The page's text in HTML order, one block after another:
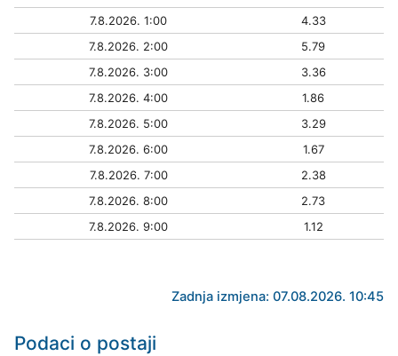
7.8.2026. 1:00
4.33
7.8.2026. 2:00
5.79
7.8.2026. 3:00
3.36
7.8.2026. 4:00
1.86
7.8.2026. 5:00
3.29
7.8.2026. 6:00
1.67
7.8.2026. 7:00
2.38
7.8.2026. 8:00
2.73
7.8.2026. 9:00
1.12
Zadnja izmjena: 07.08.2026. 10:45
Podaci o postaji